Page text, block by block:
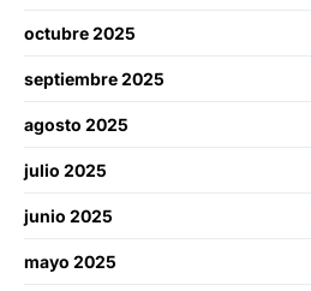
octubre 2025
septiembre 2025
agosto 2025
julio 2025
junio 2025
mayo 2025